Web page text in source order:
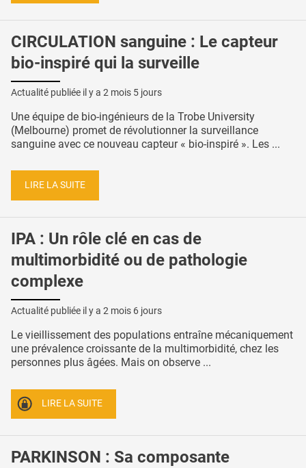
CIRCULATION sanguine : Le capteur
bio-inspiré qui la surveille
Actualité publiée il y a 2 mois 5 jours
Une équipe de bio-ingénieurs de la Trobe University
(Melbourne) promet de révolutionner la surveillance
sanguine avec ce nouveau capteur « bio-inspiré ». Les ...
LIRE LA SUITE
IPA : Un rôle clé en cas de
multimorbidité ou de pathologie
complexe
Actualité publiée il y a 2 mois 6 jours
Le vieillissement des populations entraîne mécaniquement
une prévalence croissante de la multimorbidité, chez les
personnes plus âgées. Mais on observe ...
LIRE LA SUITE
PARKINSON : Sa composante